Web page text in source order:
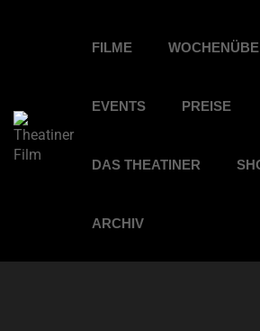
FILME
EVENTS PREISE
DAS THEATINER
ARCHIV